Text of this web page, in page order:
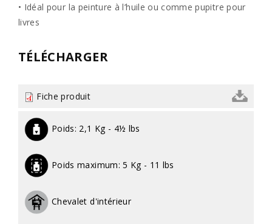
• Idéal pour la peinture à l’huile ou comme pupitre pour
livres
TÉLÉCHARGER
Fiche produit
Poids: 2,1 Kg - 4½ lbs
Poids maximum:5 Kg - 11 lbs
Chevalet d'intérieur